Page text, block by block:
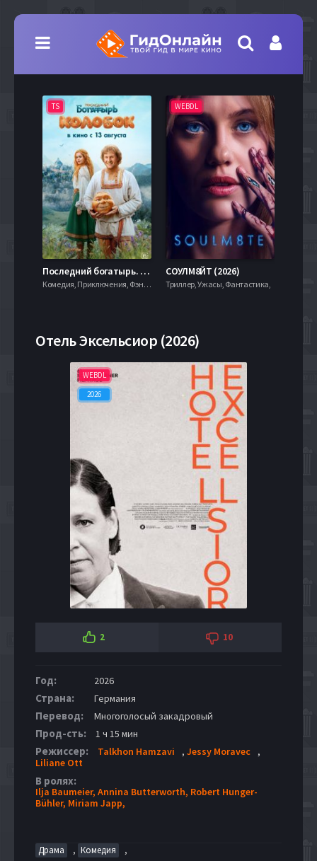
TS
Последний богатырь. Колобок (2026)
Комедия, Приключения, Фэнтези,
WEBDL
СОУЛМ8ЙТ (2026)
Триллер, Ужасы, Фантастика,
Отель Эксельсиор (2026)
WEBDL
2026
2 10
Год: 2026
Страна: Германия
Перевод: Многоголосый закадровый
Прод-сть: 1 ч 15 мин
Режиссер: Talkhon Hamzavi , Jessy Moravec
,
Liliane Ott
В ролях:
Ilja Baumeier, Annina Butterworth, Robert Hunger-
Bühler, Miriam Japp,
Драма , Комедия ,